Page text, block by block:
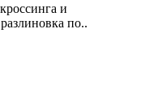
и
по..